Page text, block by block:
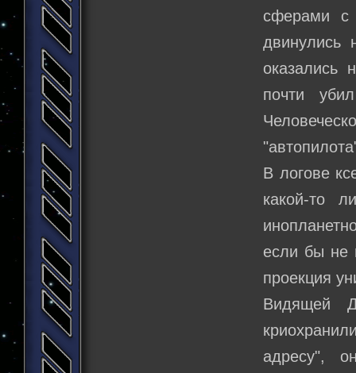
сферами с
оказались
почти
В логове
какой-то
если бы не
проекция
Видящей
адресу",